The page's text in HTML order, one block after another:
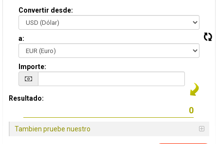
Convertir desde:
a:
Importe:
Resultado:
Tambien pruebe nuestro